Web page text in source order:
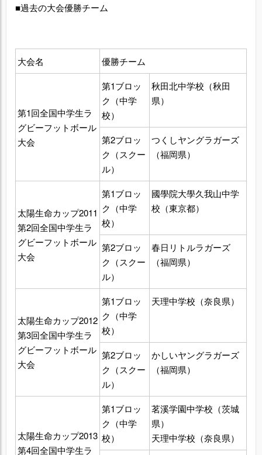
■過去の大会優勝チーム
大会名 優勝チーム
第1回全国中学生ラ
グビーフットボール
大会
第1ブロッ
ク（中学
校）
秋田北中学校（秋田
県）
第2ブロッ
ク（スクー
ル）
つくしヤングラガーズ
（福岡県）
太陽生命カップ2011
第2回全国中学生ラ
グビーフットボール
大会
第1ブロッ
ク（中学
校）
國學院大學久我山中学
校（東京都）
第2ブロッ
ク（スクー
ル）
春日リトルラガーズ
（福岡県）
太陽生命カップ2012
第3回全国中学生ラ
グビーフットボール
大会
第1ブロッ
ク（中学
校）
天理中学校（奈良県）
第2ブロッ
ク（スクー
ル）
かしいヤングラガーズ
（福岡県）
太陽生命カップ2013
第4回全国中学生ラ
第1ブロッ
ク（中学
校）
茗溪学園中学校（茨城
県）
天理中学校（奈良県）